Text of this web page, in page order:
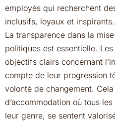
employés qui recherchent
inclusifs, loyaux et inspirants.
La transparence dans la
politiques est essentielle.
objectifs clairs concernant
compte de leur progression
volonté de changement.
d’accommodation où tous
leur genre, se sentent